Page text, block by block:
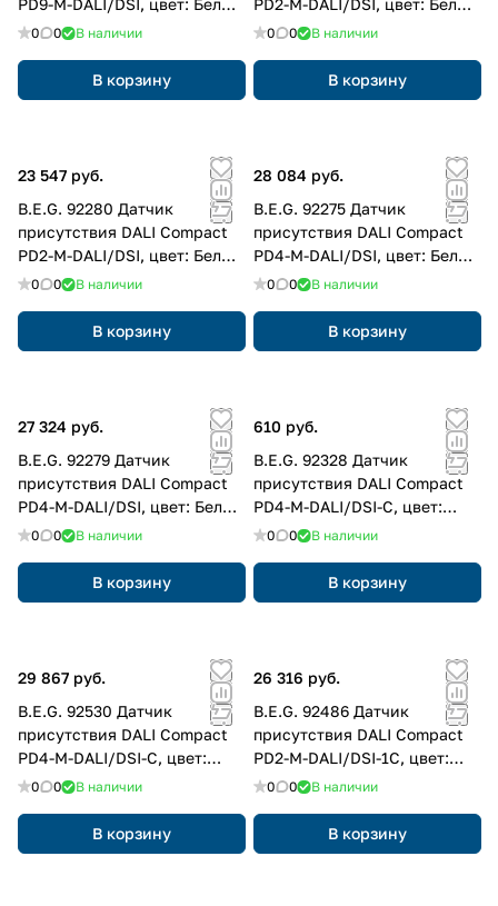
PD9-M-DALI/DSI, цвет: Белый
матовый, похожий RAL9010
0 0 В наличии
В корзину
PD2-M-DALI/DSI, цвет: Белый
матовый, похожий RAL9010
0 0 В наличии
В корзину
23 547 руб.
B.E.G. 92280 Датчик
присутствия DALI Compact
PD2-M-DALI/DSI, цвет: Белый
матовый, похожий RAL9010
0 0 В наличии
В корзину
28 084 руб.
B.E.G. 92275 Датчик
присутствия DALI Compact
PD4-M-DALI/DSI, цвет: Белый
матовый, похожий RAL9010
0 0 В наличии
В корзину
27 324 руб.
B.E.G. 92279 Датчик
присутствия DALI Compact
PD4-M-DALI/DSI, цвет: Белый
матовый, похожий RAL9010
0 0 В наличии
В корзину
610 руб.
B.E.G. 92328 Датчик
присутствия DALI Compact
PD4-M-DALI/DSI-C, цвет:
Белый матовый, похожий
0 0 В наличии
В корзину
29 867 руб.
B.E.G. 92530 Датчик
присутствия DALI Compact
PD4-M-DALI/DSI-C, цвет:
Белый матовый, похожий
0 0 В наличии
В корзину
26 316 руб.
B.E.G. 92486 Датчик
присутствия DALI Compact
PD2-M-DALI/DSI-1C, цвет:
Белый матовый, похожий
0 0 В наличии
В корзину